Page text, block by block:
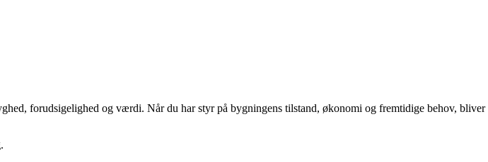
forudsigelighed og værdi. Når du har styr på bygningens tilstand, økonomi og fremtidige behov, bliver